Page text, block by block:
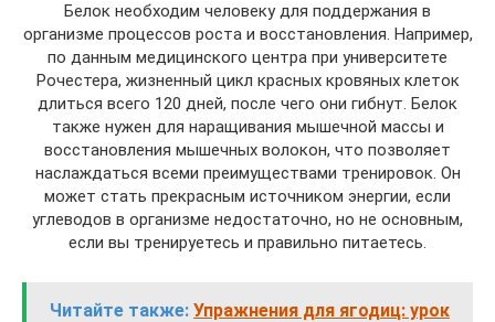
Белок необходим человеку для поддержания в
организме процессов роста и восстановления. Например,
по данным медицинского центра при университете
Рочестера, жизненный цикл красных кровяных клеток
длиться всего 120 дней, после чего они гибнут. Белок
также нужен для наращивания мышечной массы и
восстановления мышечных волокон, что позволяет
наслаждаться всеми преимуществами тренировок. Он
может стать прекрасным источником энергии, если
углеводов в организме недостаточно, но не основным,
если вы тренируетесь и правильно питаетесь.
Читайте также: Упражнения для ягодиц: урок